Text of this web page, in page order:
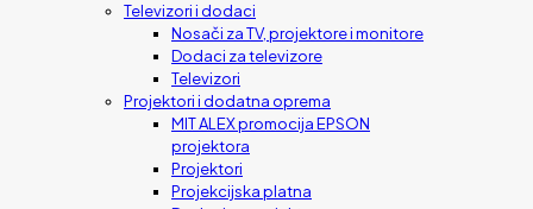
Televizori i dodaci
Nosači za TV, projektore i monitore
Dodaci za televizore
Televizori
Projektori i dodatna oprema
MIT ALEX promocija EPSON
projektora
Projektori
Projekcijska platna